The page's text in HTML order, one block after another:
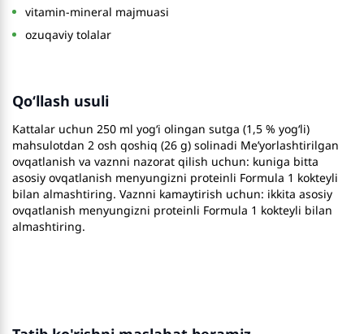
vitamin-mineral majmuasi
ozuqaviy tolalar
Qo‘llash usuli
Kattalar uchun 250 ml yog‘i olingan sutga (1,5 % yog‘li)
mahsulotdan 2 osh qoshiq (26 g) solinadi Me’yorlashtirilgan
ovqatlanish va vaznni nazorat qilish uchun: kuniga bitta
asosiy ovqatlanish menyungizni proteinli Formula 1 kokteyli
bilan almashtiring. Vaznni kamaytirish uchun: ikkita asosiy
ovqatlanish menyungizni proteinli Formula 1 kokteyli bilan
almashtiring.